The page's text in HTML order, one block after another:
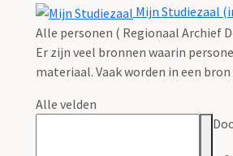
Mijn Studiezaal
Alle personen ( Regionaal Archief
Er zijn veel bronnen waarin
materiaal. Vaak worden in een
Alle velden